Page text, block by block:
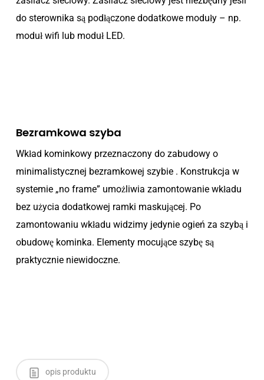
do sterownika są podłączone dodatkowe moduły – np.
moduł wifi lub moduł LED.
Bezramkowa szyba
Wkład kominkowy przeznaczony do zabudowy o
minimalistycznej bezramkowej szybie . Konstrukcja w
systemie „no frame” umożliwia zamontowanie wkładu
bez użycia dodatkowej ramki maskującej. Po
zamontowaniu wkładu widzimy jedynie ogień za szybą i
obudowę kominka. Elementy mocujące szybę są
praktycznie niewidoczne.
opis produktu